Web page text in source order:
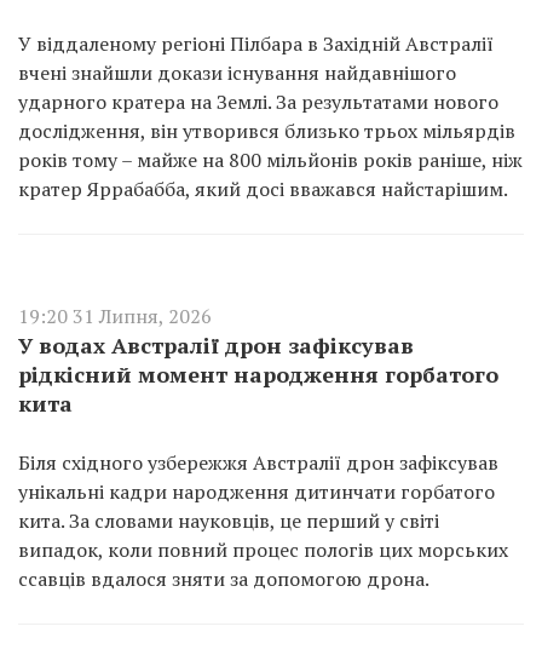
У віддаленому регіоні Пілбара в Західній Австралії
вчені знайшли докази існування найдавнішого
ударного кратера на Землі. За результатами нового
дослідження, він утворився близько трьох мільярдів
років тому – майже на 800 мільйонів років раніше, ніж
кратер Яррабабба, який досі вважався найстарішим.
19:20 31 Липня, 2026
У водах Австралії дрон зафіксував
рідкісний момент народження горбатого
кита
Біля східного узбережжя Австралії дрон зафіксував
унікальні кадри народження дитинчати горбатого
кита. За словами науковців, це перший у світі
випадок, коли повний процес пологів цих морських
ссавців вдалося зняти за допомогою дрона.